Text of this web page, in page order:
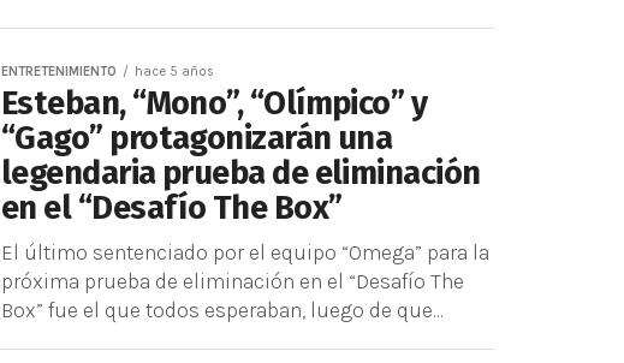
ENTRETENIMIENTO hace 5 años
Esteban, “Mono”, “Olímpico” y
“Gago” protagonizarán una
legendaria prueba de eliminación
en el “Desafío The Box”
El último sentenciado por el equipo “Omega” para la
próxima prueba de eliminación en el “Desafío The
Box” fue el que todos esperaban, luego de que...